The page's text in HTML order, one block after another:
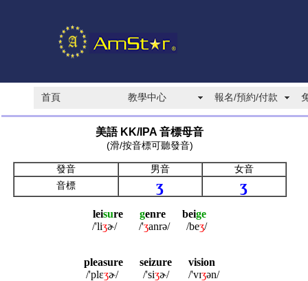
首頁 教學中心 報名/預約/付款
美語 KK/IPA 音標母音
(滑/按音標可聽發音)
發音 男音
女音
音標
ʒ ʒ
leisure genre beige
/'liʒɚ/ /'ʒanrə/ /beʒ/
pleasure seizure vision
/'plɛʒɚ/ /'siʒɚ/ /'vɪʒən/